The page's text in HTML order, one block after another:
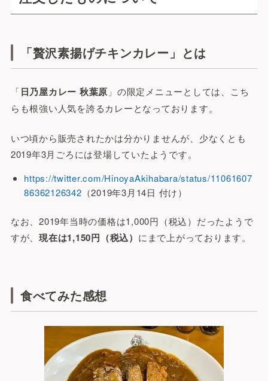
「贅沢素揚げチキンカレー」とは
「日乃屋カレー 秋葉原 」の限定メニューとしては、こち
らも根強い人気を誇るカレーとなっております。
いつ頃から販売されたかは分かりませんが、少なくとも
2019年3月ごろには登場していたようです。
https://twitter.com/HinoyaAkihabara/status/11061607
86362126342 （2019年3月14日 付け）
なお、2019年当時の価格は1,000円（税込）だったようで
すが、現在は1,150円（税込） にまで上がっております。
食べてみた感想